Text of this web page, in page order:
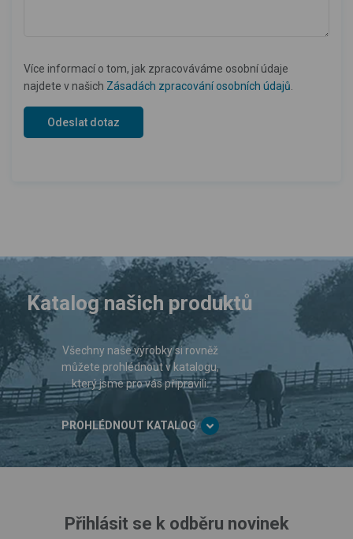
Více informací o tom, jak zpracováváme osobní údaje
najdete v našich Zásadách zpracování osobních údajů
Katalog našich produktů
Všechny naše výrobky si rovněž
můžete prohlédnout v katalogu,
který jsme pro vás připravili.
PROHLÉDNOUT KATALOG
Přihlásit se k odběru novinek